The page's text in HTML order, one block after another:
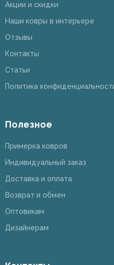
Акции и скидки
Наши ковры в интерьере
Отзывы
Контакты
Статьи
Политика
Полезное
Примерка ковров
Индивидуальный заказ
Доставка и оплата
Возврат и обмен
Оптовикам
Дизайнерам